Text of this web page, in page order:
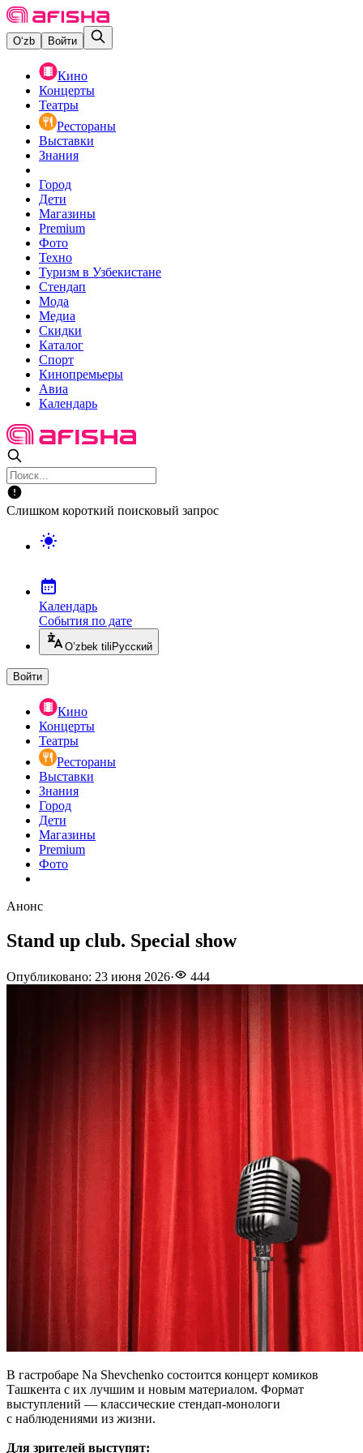
O‘zb Войти
Кино
Концерты
Театры
Рестораны
Выставки
Знания
Город
Дети
Магазины
Premium
Фото
Техно
Туризм в Узбекистане
Стендап
Мода
Медиа
Скидки
Каталог
Спорт
Кинопремьеры
Авиа
Календарь
Слишком короткий поисковый запрос
Календарь
События по дате
O’zbek tili Русский
Войти
Кино
Концерты
Театры
Рестораны
Выставки
Знания
Город
Дети
Магазины
Premium
Фото
Анонс
Stand up club. Special show
Опубликовано: 23 июня 2026· 444
В гастробаре Na Shevchenko состоится концерт комиков
Ташкента с их лучшим и новым материалом. Формат
выступлений — классические стендап-монологи
с наблюдениями из жизни.
Для зрителей выступят: